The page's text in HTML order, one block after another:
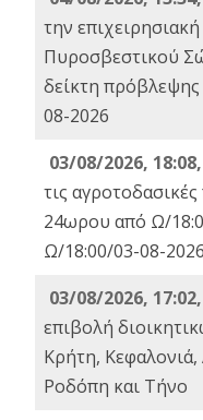
την
Πυροσβεστικού
δείκτη πρόβλεψης
08-2026
03/08/2026,
τις
24ωρου από Ω/
Ω/18:00/03-08-2026
03/08/2026,
επιβολή
Κρήτη,
Ροδόπη και Τήνο